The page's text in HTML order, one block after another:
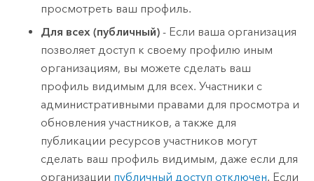
просмотреть ваш профиль.
Для всех (публичный) - Если ваша организация
позволяет доступ к своему профилю иным
организациям, вы можете сделать ваш
профиль видимым для всех. Участники с
административными правами для просмотра и
обновления участников, а также для
публикации ресурсов участников могут
сделать ваш профиль видимым, даже если для
организации публичный доступ отключен. Если